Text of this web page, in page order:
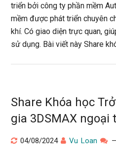
triển bởi công ty phần mềm
mềm được phát triển chuyên
khí. Có giao diện trực quan,
sử dụng. Bài viết này Share
Share Khóa học
gia 3DSMAX ngoại
04/08/2024 Vu Loan